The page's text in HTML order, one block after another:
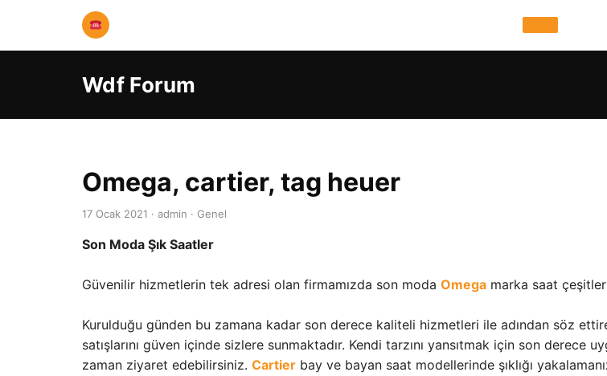
Wdf Forum
Omega, cartier, tag heuer
17 Ocak 2021 · admin · Genel
Son Moda Şık Saatler
Güvenilir hizmetlerin tek adresi olan firmamızda son moda Omega marka saat
Kurulduğu günden bu zamana kadar son derece kaliteli hizmetleri ile adından söz
satışlarını güven içinde sizlere sunmaktadır. Kendi tarzını yansıtmak için son derece
zaman ziyaret edebilirsiniz. Cartier bay ve bayan saat modellerinde şıklığı